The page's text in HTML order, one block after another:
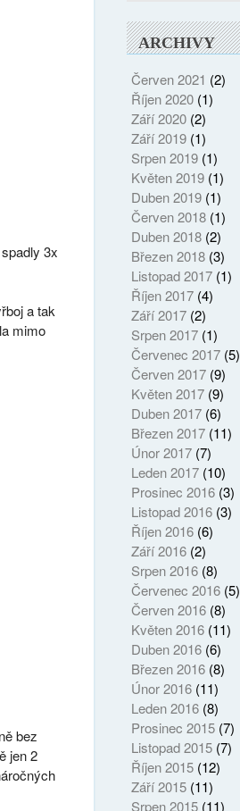
3x
a tak
mimo
bez
jen 2
ARCHIVY
Červen 2021 (2)
Říjen 2020(1)
Září 2020(2)
Září 2019(1)
Srpen 2019(1)
Květen 2019(1)
Duben 2019(1)
Červen 2018(1)
Duben 2018(2)
Březen 2018(3)
Listopad 2017(1)
Říjen 2017(4)
Září 2017(2)
Srpen 2017(1)
Červenec 2017(5)
Červen 2017(9)
Květen 2017(9)
Duben 2017(6)
Březen 2017(11)
Únor 2017(7)
Leden 2017(10)
Prosinec 2016(3)
Listopad 2016(3)
Říjen 2016(6)
Září 2016(2)
Srpen 2016(8)
Červenec 2016(5)
Červen 2016(8)
Květen 2016(11)
Duben 2016(6)
Březen 2016(8)
Únor 2016(11)
Leden 2016(8)
Prosinec 2015(7)
Listopad 2015(7)
Říjen 2015(12)
Září 2015(11)
Srpen 2015(11)